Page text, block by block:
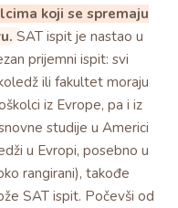
koji se spremaju
SAT ispit je nastao u
prijemni ispit: svi
ili fakultet moraju
iz Evrope, pa i iz
studije u Americi
u Evropi, posebno u
rangirani), takođe
SAT ispit. Počevši od